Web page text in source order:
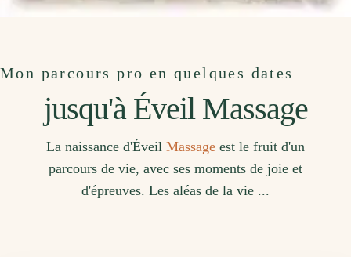
Mon parcours pro en quelques dates
jusqu'à Éveil Massage
La naissance d'Éveil Massageest le fruit d'un
parcours de vie, avec ses moments de joie et
d'épreuves. Les aléas de la vie ...